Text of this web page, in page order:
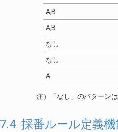
A,B
A,B
なし
なし
A
注）「なし」のパターン
7.4. 採番ルール定義